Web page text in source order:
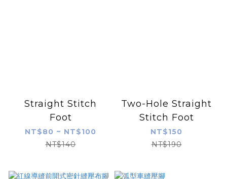
Straight Stitch
Foot
NT$80 ~ NT$100
NT$140
Two-Hole Straight
Stitch Foot
NT$150
NT$190